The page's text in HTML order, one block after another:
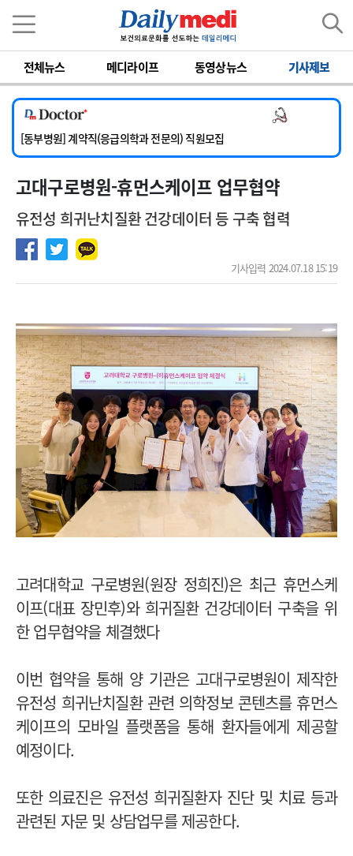
전체뉴스 메디라이프 동영상뉴스 기사제보
[서울아산병원] 2026년 하반기 인턴 모집
[영남대학교의료원] 마취통증의학과 임기제 임상의사 채용
[충남대학교병원] 소아청소년과(소아응급전담) 계약직 의사 공개채용
[동부병원] 계약직(응급의학과 전문의) 직원모집
[이대목동병원] 하반기 전공의(레지던트1년차) 모집
[서울아산병원] 2026년 하반기 인턴 모집
고대구로병원-휴먼스케이프 업무협약
유전성 희귀난치질환 건강데이터 등 구축 협력
기사입력 2024.07.18 15:19
고려대학교 구로병원(원장 정희진)은 최근 휴먼스케
이프(대표 장민후)와 희귀질환 건강데이터 구축을 위
한 업무협약을 체결했다
이번 협약을 통해 양 기관은 고대구로병원이 제작한
유전성 희귀난치질환 관련 의학정보 콘텐츠를 휴먼스
케이프의 모바일 플랫폼을 통해 환자들에게 제공할
예정이다.
또한 의료진은 유전성 희귀질환자 진단 및 치료 등과
관련된 자문 및 상담업무를 제공한다.